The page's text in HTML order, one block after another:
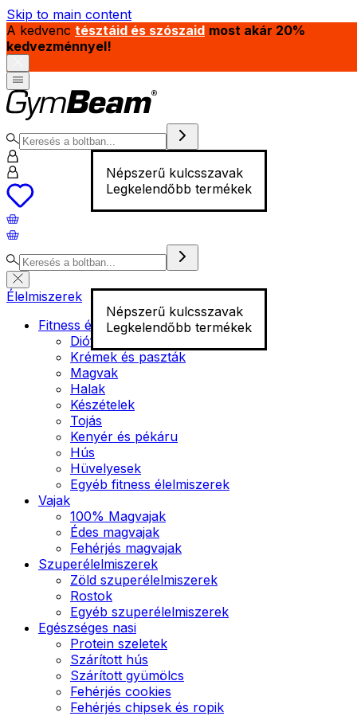
Skip to main content
A kedvenc tésztáid és szószaid most akár 20%
kedvezménnyel!
Népszerű kulcsszavak
Legkelendőbb termékek
Népszerű kulcsszavak
Legkelendőbb termékek
Élelmiszerek
Fitness élelmiszer
Diófélék
Krémek és paszták
Magvak
Halak
Készételek
Tojás
Kenyér és pékáru
Hús
Hüvelyesek
Egyéb fitness élelmiszerek
Vajak
100% Magvajak
Édes magvajak
Fehérjés magvajak
Szuperélelmiszerek
Zöld szuperélelmiszerek
Rostok
Egyéb szuperélelmiszerek
Egészséges nasi
Protein szeletek
Szárított hús
Szárított gyümölcs
Fehérjés cookies
Fehérjés chipsek és ropik